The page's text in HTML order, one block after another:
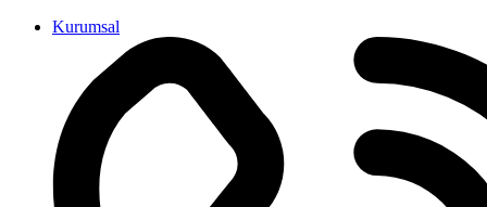
İçeriğeKurumsal